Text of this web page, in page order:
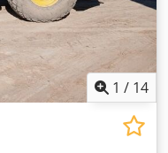
1 / 14